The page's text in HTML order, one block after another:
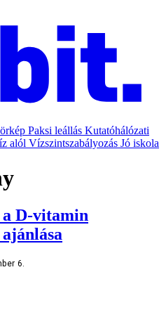
Paksi leállás Kutatóhálózati
alól Vízszintszabályozás Jó iskola
D-vitamin
6.